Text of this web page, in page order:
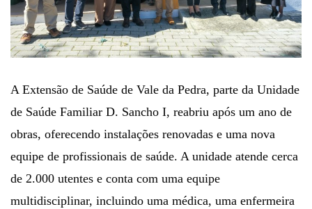
A Extensão de Saúde de Vale da Pedra, parte da Unidade
de Saúde Familiar D. Sancho I, reabriu após um ano de
obras, oferecendo instalações renovadas e uma nova
equipe de profissionais de saúde. A unidade atende cerca
de 2.000 utentes e conta com uma equipe
multidisciplinar, incluindo uma médica, uma enfermeira